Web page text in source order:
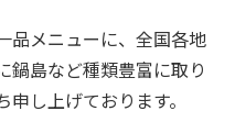
品メニューに、全国各地
鍋島など種類豊富に取り
し上げております。